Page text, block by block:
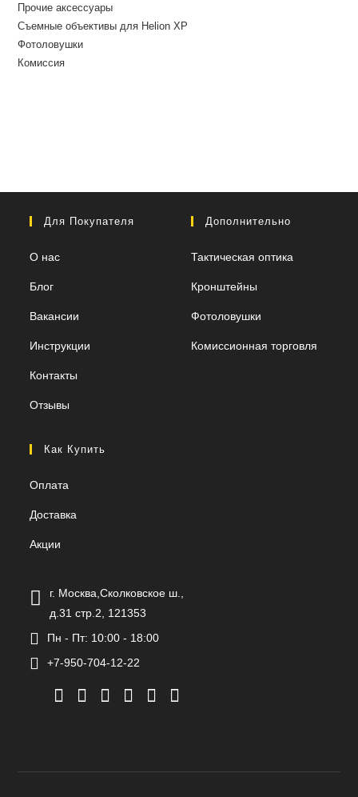
Прочие аксессуары
Съемные объективы для Helion XP
Фотоловушки
Комиссия
Для Покупателя
О нас
Блог
Вакансии
Инструкции
Контакты
Отзывы
Дополнительно
Тактическая оптика
Кронштейны
Фотоловушки
Комиссионная торговля
Как Купить
Оплата
Доставка
Акции
г. Москва,Сколковское ш.,
д.31 стр.2, 121353
Пн - Пт: 10:00 - 18:00
+7-950-704-12-22